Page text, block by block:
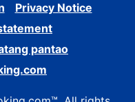
Privacy Notice
pantao